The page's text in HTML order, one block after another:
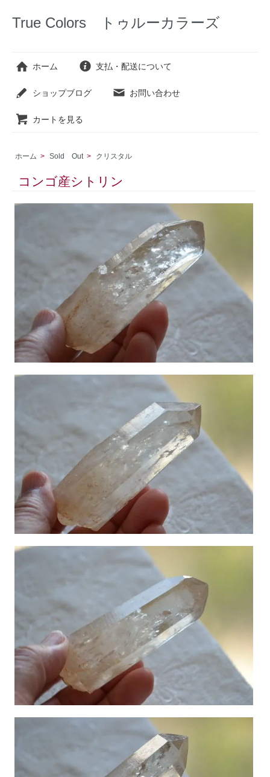
True Colors トゥルーカラーズ
ホーム 支払・配送について
ショップブログ お問い合わせ
カートを見る
ホーム > Sold Out > クリスタル
コンゴ産シトリン